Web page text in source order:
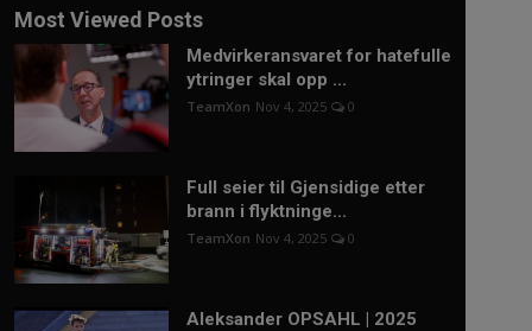
Most Viewed Posts
Medvirkeransvaret for hatefulle
ytringer skal opp ...
TeamXon Nov 4, 2025 0
Full seier til Gjensidige etter
brann i flyktninge...
TeamXon Nov 4, 2025 0
Aleksander OPSAHL | 2025